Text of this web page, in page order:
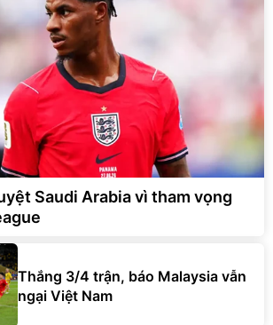
Saudi Arabia vì tham vọng
Thắng 3/4 trận, báo Malaysia vẫn
ngại Việt Nam